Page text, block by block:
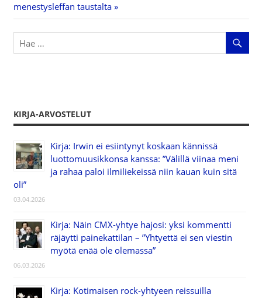
menestysleffan taustalta
KIRJA-ARVOSTELUT
Kirja: Irwin ei esiintynyt koskaan kännissä
luottomuusikkonsa kanssa: ”Välillä viinaa meni
ja rahaa paloi ilmiliekeissä niin kauan kuin sitä
oli”
03.04.2026
Kirja: Näin CMX-yhtye hajosi: yksi kommentti
räjäytti painekattilan – ”Yhtyettä ei sen viestin
myötä enää ole olemassa”
06.03.2026
Kirja: Kotimaisen rock-yhtyeen reissuilla